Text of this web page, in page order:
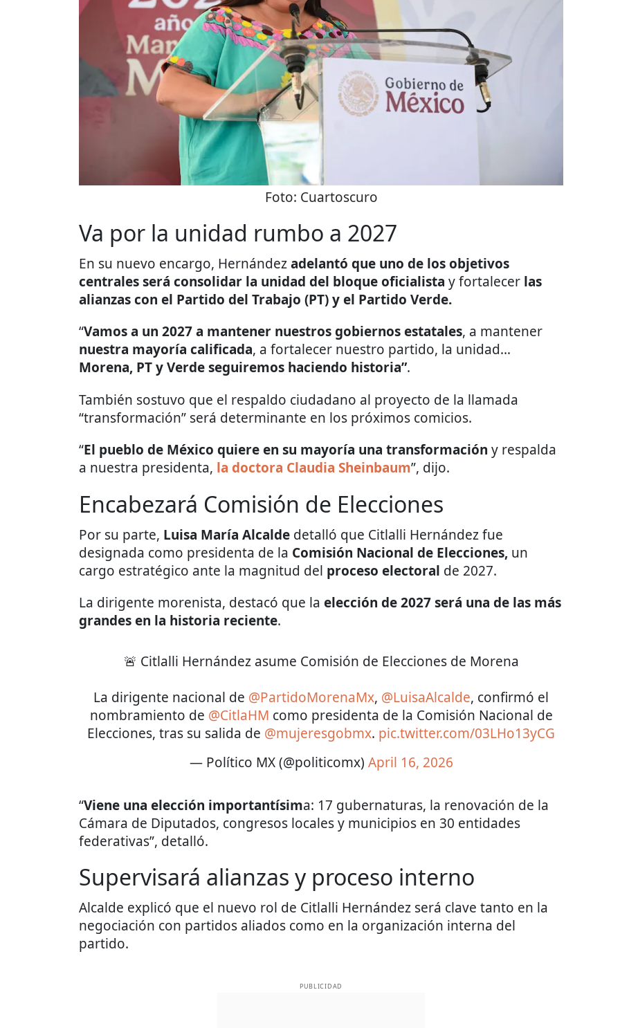
Foto: Cuartoscuro
Va por la unidad rumbo a 2027
En su nuevo encargo, Hernándezadelantó que uno de los objetivos
centrales será consolidar la unidad del bloque oficialista y fortalecer las
alianzas con el Partido del Trabajo (PT) y el Partido Verde.
“Vamos a un 2027 a mantener nuestros gobiernos estatales, a mantener
nuestra mayoría calificada, a fortalecer nuestro partido, la unidad…
Morena, PT y Verde seguiremos haciendo historia”.
También sostuvo que el respaldo ciudadano al proyecto de la llamada
“transformación” será determinante en los próximos comicios.
“El pueblo de México quiere en su mayoría una transformación y respalda
a nuestra presidenta, la doctora Claudia Sheinbaum”, dijo.
Encabezará Comisión de Elecciones
Por su parte, Luisa María Alcalde detalló que Citlalli Hernández fue
designada como presidenta de la Comisión Nacional de Elecciones, un
cargo estratégico ante la magnitud del proceso electoral de 2027.
La dirigente morenista, destacó que la elección de 2027 será una de las más
grandes en la historia reciente.
🚨 Citlalli Hernández asume Comisión de Elecciones de Morena
La dirigente nacional de @PartidoMorenaMx, @LuisaAlcalde, confirmó el
nombramiento de @CitlaHM como presidenta de la Comisión Nacional de
Elecciones, tras su salida de @mujeresgobmx. pic.twitter.com/03LHo13yCG
— Político MX (@politicomx) April 16, 2026
“Viene una elección importantísima: 17 gubernaturas, la renovación de la
Cámara de Diputados, congresos locales y municipios en 30 entidades
federativas”, detalló.
Supervisará alianzas y proceso interno
Alcalde explicó que el nuevo rol de Citlalli Hernández será clave tanto en la
negociación con partidos aliados como en la organización interna del
partido.
PUBLICIDAD